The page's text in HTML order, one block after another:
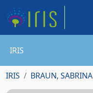
IRIS
IRIS BRAUN, SABRINA